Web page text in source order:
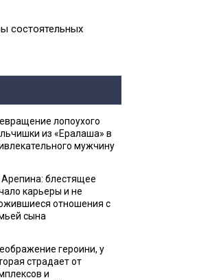
состоятельных
лопоухого
из «Ералаша» в
мужчину
Арепина: блестящее
карьеры и не
отношения с
сына
героини, у
страдает от
и